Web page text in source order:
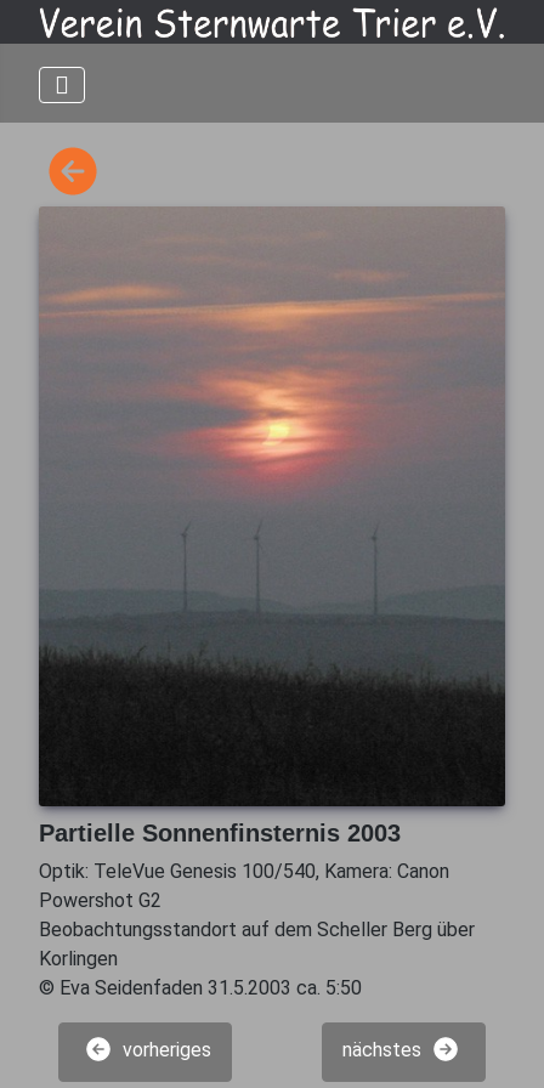
Partielle Sonnenfinsternis 2003
Optik: TeleVue Genesis 100/540, Kamera: Canon
Powershot G2
Beobachtungsstandort auf dem Scheller Berg über
Korlingen
© Eva Seidenfaden 31.5.2003 ca. 5:50
vorheriges nächstes